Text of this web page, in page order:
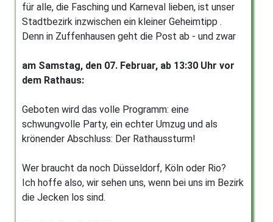
für alle, die Fasching und Karneval lieben, ist unser
Stadtbezirk inzwischen ein kleiner Geheimtipp .
Denn in Zuffenhausen geht die Post ab - und zwar
am Samstag, den 07. Februar, ab 13:30 Uhr vor
dem Rathaus:
Geboten wird das volle Programm: eine
schwungvolle Party, ein echter Umzug und als
krönender Abschluss: Der Rathaussturm!
Wer braucht da noch Düsseldorf, Köln oder Rio?
Ich hoffe also, wir sehen uns, wenn bei uns im Bezirk
die Jecken los sind.